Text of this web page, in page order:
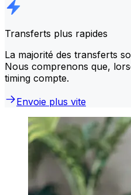
Transferts plus rapides
La majorité des transferts
Nous comprenons que,
timing compte.
Envoie plus vite